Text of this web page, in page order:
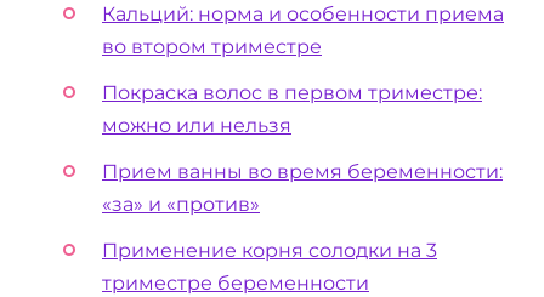
Кальций: норма и особенности приема
во втором триместре
Покраска волос в первом триместре:
можно или нельзя
Прием ванны во время беременности:
«за» и «против»
Применение корня солодки на 3
триместре беременности